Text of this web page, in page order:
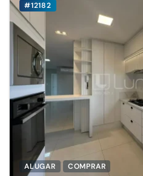
#12182
ALUGAR COMPRAR